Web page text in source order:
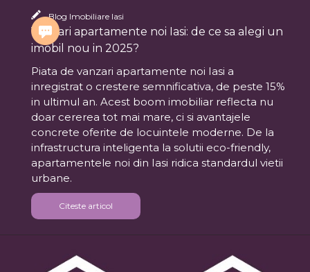
Blog Imobiliare Iasi
Vanzari apartamente noi Iasi: de ce sa alegi un
imobil nou in 2025?
Piata de vanzari apartamente noi Iasi a
inregistrat o crestere semnificativa, de peste 15%
in ultimul an. Acest boom imobiliar reflecta nu
doar cererea tot mai mare, ci si avantajele
concrete oferite de locuintele moderne. De la
infrastructura inteligenta la solutii eco-friendly,
apartamentele noi din Iasi ridica standardul vietii
urbane.
Citeste articol